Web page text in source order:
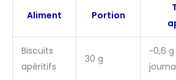
Aliment Portion
Biscuits
apéritifs
30 g
~0,6